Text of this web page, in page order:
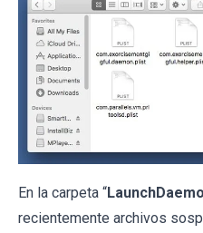
En la carpeta “
recientemente archivos